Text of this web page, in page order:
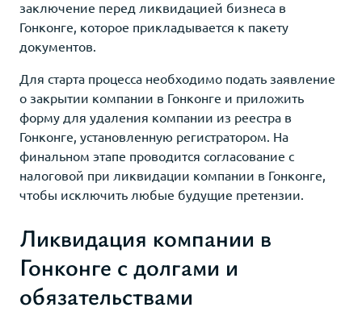
заключение перед ликвидацией бизнеса в
Гонконге, которое прикладывается к пакету
документов.
Для старта процесса необходимо подать заявление
о закрытии компании в Гонконге и приложить
форму для удаления компании из реестра в
Гонконге, установленную регистратором. На
финальном этапе проводится согласование с
налоговой при ликвидации компании в Гонконге,
чтобы исключить любые будущие претензии.
Ликвидация компании в
Гонконге с долгами и
обязательствами